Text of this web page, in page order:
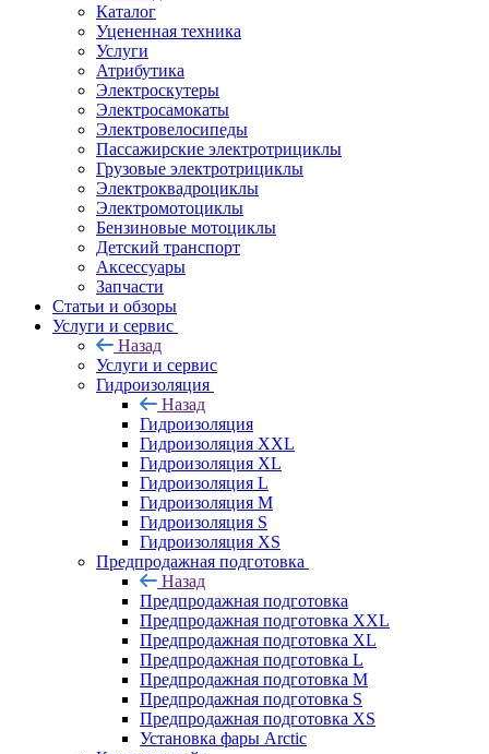
Каталог
Уцененная техника
Услуги
Атрибутика
Электроскутеры
Электросамокаты
Электровелосипеды
Пассажирские электротрициклы
Грузовые электротрициклы
Электроквадроциклы
Электромотоциклы
Бензиновые мотоциклы
Детский транспорт
Аксессуары
Запчасти
Статьи и обзоры
Услуги и сервис
Назад
Услуги и сервис
Гидроизоляция
Назад
Гидроизоляция
Гидроизоляция XXL
Гидроизоляция XL
Гидроизоляция L
Гидроизоляция M
Гидроизоляция S
Гидроизоляция XS
Предпродажная подготовка
Назад
Предпродажная подготовка
Предпродажная подготовка XXL
Предпродажная подготовка XL
Предпродажная подготовка L
Предпродажная подготовка M
Предпродажная подготовка S
Предпродажная подготовка XS
Установка фары Arctic